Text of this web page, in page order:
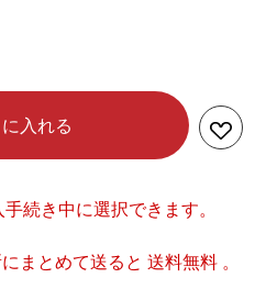
入れる
続き中に選択できます。
まとめて送ると 送料無料 。